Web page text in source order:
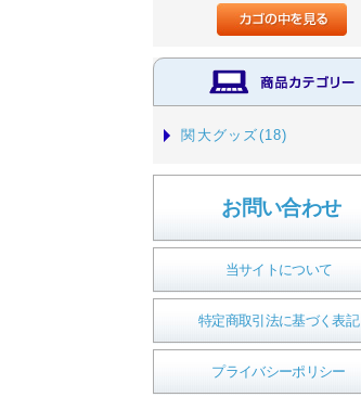
関大グッズ(18)
お問い合わせ
当サイトについて
特定商取引法に基づく表記
プライバシーポリシー